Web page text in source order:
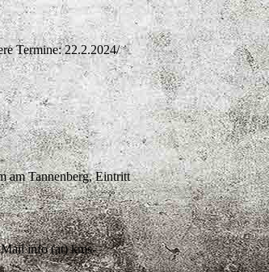
Termine: 22.2.2024/
am Tannenberg, Eintritt
info (at) kms-